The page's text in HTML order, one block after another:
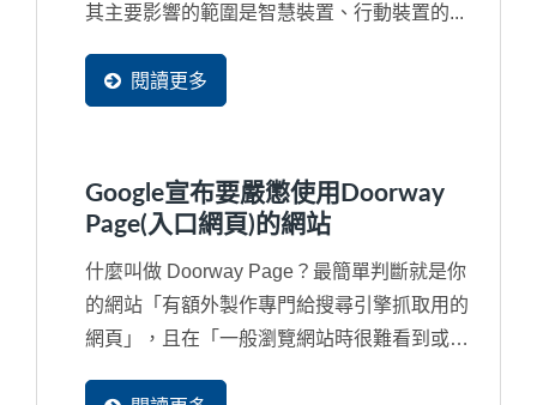
其主要影響的範圍是智慧裝置、行動裝置的...
閱讀更多
Google宣布要嚴懲使用Doorway
Page(入口網頁)的網站
什麼叫做 Doorway Page？最簡單判斷就是你
的網站「有額外製作專門給搜尋引擎抓取用的
網頁」，且在「一般瀏覽網站時很難看到或甚